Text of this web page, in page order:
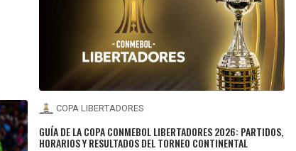
COPA LIBERTADORES
GUÍA DE LA COPA CONMEBOL LIBERTADORES 2026: PARTIDOS,
HORARIOS Y RESULTADOS DEL TORNEO CONTINENTAL